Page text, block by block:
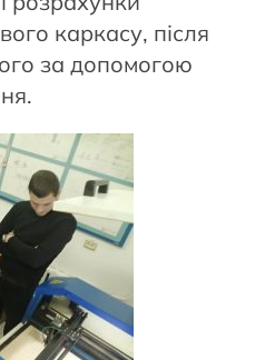
каркасу, після
за допомогою